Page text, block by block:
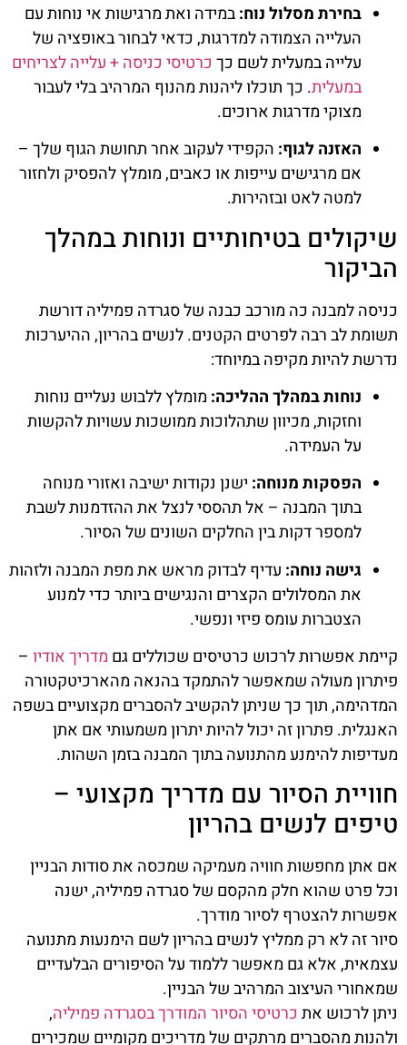
בחירת מסלול נוח:במידה ואת מרגישות אי נוחות עם
העלייה הצמודה למדרגות, כדאי לבחור באופציה של
עלייה במעלית לשם כך כרטיסי כניסה + עלייה לצריחים
במעלית. כך תוכלו ליהנות מהנוף המרהיב בלי לעבור
מצוקי מדרגות ארוכים.
האזנה לגוף: הקפידי לעקוב אחר תחושת הגוף שלך –
אם מרגישים עייפות או כאבים, מומלץ להפסיק ולחזור
למטה לאט ובזהירות.
שיקולים בטיחותיים ונוחות במהלך
הביקור
כניסה למבנה כה מורכב כבנה של סגרדה פמיליה דורשת
תשומת לב רבה לפרטים הקטנים. לנשים בהריון, ההיערכות
נדרשת להיות מקיפה במיוחד:
נוחות במהלך ההליכה: מומלץ ללבוש נעליים נוחות
וחזקות, מכיוון שתהלוכות ממושכות עשויות להקשות
על העמידה.
הפסקות מנוחה: ישנן נקודות ישיבה ואזורי מנוחה
בתוך המבנה – אל תהססי לנצל את ההזדמנות לשבת
למספר דקות בין החלקים השונים של הסיור.
גישה נוחה: עדיף לבדוק מראש את מפת המבנה ולזהות
את המסלולים הקצרים והנגישים ביותר כדי למנוע
הצטברות עומס פיזי ונפשי.
קיימת אפשרות לרכוש כרטיסים שכוללים גם מדריך אודיו –
פיתרון מעולה שמאפשר להתמקד בהנאה מהארכיטקטורה
המדהימה, תוך כך שניתן להקשיב להסברים מקצועיים בשפה
האנגלית. פתרון זה יכול להיות יתרון משמעותי אם אתן
מעדיפות להימנע מהתנועה בתוך המבנה בזמן השהות.
חוויית הסיור עם מדריך מקצועי –
טיפים לנשים בהריון
אם אתן מחפשות חוויה מעמיקה שמכסה את סודות הבניין
וכל פרט שהוא חלק מהקסם של סגרדה פמיליה, ישנה
אפשרות להצטרף לסיור מודרך.
סיור זה לא רק ממליץ לנשים בהריון לשם הימנעות מתנועה
עצמאית, אלא גם מאפשר ללמוד על הסיפורים הבלעדיים
שמאחורי העיצוב המרהיב של הבניין.
ניתן לרכוש את כרטיסי הסיור המודרך בסגרדה פמיליה,
ולהנות מהסברים מרתקים של מדריכים מקומיים שמכירים